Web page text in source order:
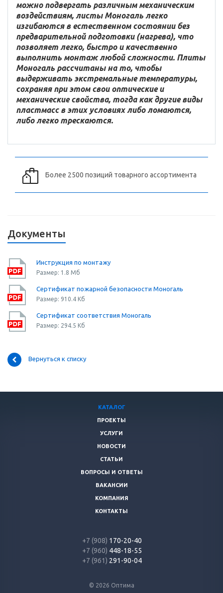
можно подвергать различным механическим
воздействиям, листы Моногаль легко
изгибаются в естественном состоянии без
предварительной подготовки (нагрева), что
позволяет легко, быстро и качественно
выполнить монтаж любой сложности. Плиты
Моногаль рассчитаны на то, чтобы
выдерживать экстремальные температуры,
сохраняя при этом свои оптические и
механические свойства, тогда как другие виды
пластмасс в этих условиях либо ломаются,
либо легко трескаются.
Более 2500 позиций товарного ассортимента
Документы
Инструкция по монтажу
Размер: 1.8 Мб
Сертификат пожарной безопасности Моногаль
Размер: 910.4 Кб
Сертификат соответствия Моногаль
Размер: 294.5 Кб
Вернуться к списку
© 2026 Оптима
КАТАЛОГ
ПРОЕКТЫ
УСЛУГИ
НОВОСТИ
СТАТЬИ
ВОПРОСЫ И ОТВЕТЫ
ВАКАНСИИ
КОМПАНИЯ
КОНТАКТЫ
+7 (908) 170-20-40
+7 (960) 448-18-55
+7 (961) 291-90-04